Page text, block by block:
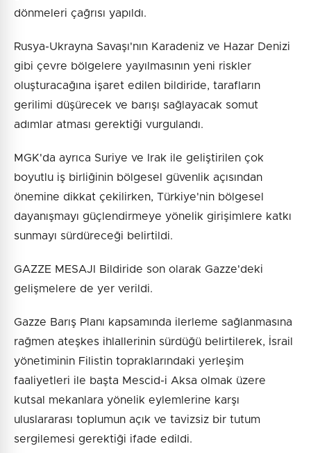
dönmeleri çağrısı yapıldı.
Rusya-Ukrayna Savaşı'nın Karadeniz ve Hazar Denizi
gibi çevre bölgelere yayılmasının yeni riskler
oluşturacağına işaret edilen bildiride, tarafların
gerilimi düşürecek ve barışı sağlayacak somut
adımlar atması gerektiği vurgulandı.
MGK'da ayrıca Suriye ve Irak ile geliştirilen çok
boyutlu iş birliğinin bölgesel güvenlik açısından
önemine dikkat çekilirken, Türkiye'nin bölgesel
dayanışmayı güçlendirmeye yönelik girişimlere katkı
sunmayı sürdüreceği belirtildi.
GAZZE MESAJI Bildiride son olarak Gazze'deki
gelişmelere de yer verildi.
Gazze Barış Planı kapsamında ilerleme sağlanmasına
rağmen ateşkes ihlallerinin sürdüğü belirtilerek, İsrail
yönetiminin Filistin topraklarındaki yerleşim
faaliyetleri ile başta Mescid-i Aksa olmak üzere
kutsal mekanlara yönelik eylemlerine karşı
uluslararası toplumun açık ve tavizsiz bir tutum
sergilemesi gerektiği ifade edildi.